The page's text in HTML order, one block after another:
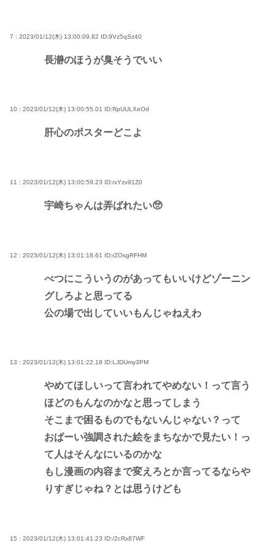
7 : 2023/01/12(木) 13:00:09.82 ID:9Vz5qSz40
長瀞のほうが臭そうでいい
10 : 2023/01/12(木) 13:00:55.01 ID:RpUULXeOd
肝心のポスターどこよ
11 : 2023/01/12(木) 13:00:59.23 ID:rxYzv91Z0
宇崎ちゃんは弄ばれたい🥺
12 : 2023/01/12(木) 13:01:18.61 ID:rZOsgRFHM
べつにこういうのがあってもいいけどゾーニン
グしろよと思ってる
公の場で出していいもんじゃねえわ
13 : 2023/01/12(木) 13:01:22.18 ID:LJDUmy3PM
やめてほしいって言われてやめない！って言う
ほどのもんなのかなと思ってしまう
そこまで困るものでもないんじゃない？って
おぱーい強調された絵をまちなかで見たい！っ
て人はそんなにいるのかな
もし漫画の内容まで変えろとか言ってるならや
りすぎじゃね？とは思うけども
15 : 2023/01/12(木) 13:01:41.23 ID:/2cRx87WF